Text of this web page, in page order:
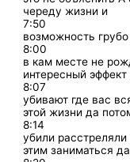
череду жизни и
7:50
возможность
8:00
в кам месте не
интересный
8:07
убивают где вас
этой жизни да
8:14
убили
этим заниматься